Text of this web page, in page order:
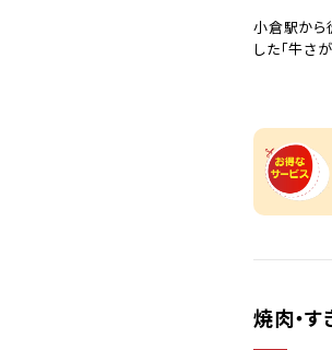
小倉駅から
した「牛さ
焼肉・